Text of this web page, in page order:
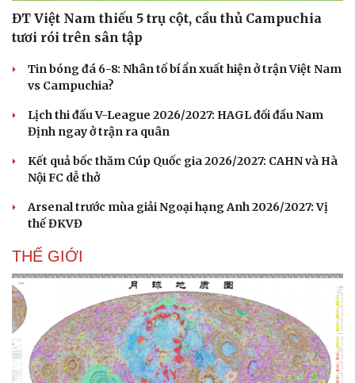
ĐT Việt Nam thiếu 5 trụ cột, cầu thủ Campuchia
tươi rói trên sân tập
Tin bóng đá 6-8: Nhân tố bí ẩn xuất hiện ở trận Việt Nam
vs Campuchia?
Lịch thi đấu V-League 2026/2027: HAGL đối đầu Nam
Định ngay ở trận ra quân
Kết quả bốc thăm Cúp Quốc gia 2026/2027: CAHN và Hà
Nội FC dễ thở
Arsenal trước mùa giải Ngoại hạng Anh 2026/2027: Vị
thế ĐKVĐ
THẾ GIỚI